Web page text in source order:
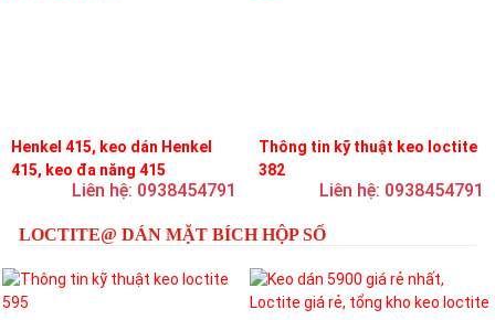
Henkel 415, keo dán Henkel
415, keo đa năng 415
Liên hệ: 0938454791
Thông tin kỹ thuật keo loctite
382
Liên hệ: 0938454791
LOCTITE@ DÁN MẶT BÍCH HỘP SỐ